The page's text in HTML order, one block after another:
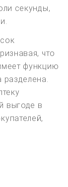
секунды,
что
функцию
разделена.
выгоде в